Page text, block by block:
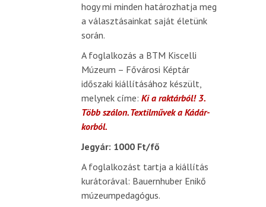
hogy mi minden határozhatja meg
a választásainkat saját életünk
során.
A foglalkozás a BTM Kiscelli
Múzeum – Fővárosi Képtár
időszaki kiállításához készült,
melynek címe: Ki a raktárból! 3.
Több szálon. Textilművek a Kádár-
korból.
Jegyár: 1000 Ft/fő
A foglalkozást tartja a kiállítás
kurátorával: Bauernhuber Enikő
múzeumpedagógus.